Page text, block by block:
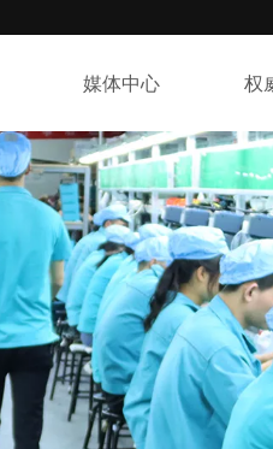
媒体中心 权